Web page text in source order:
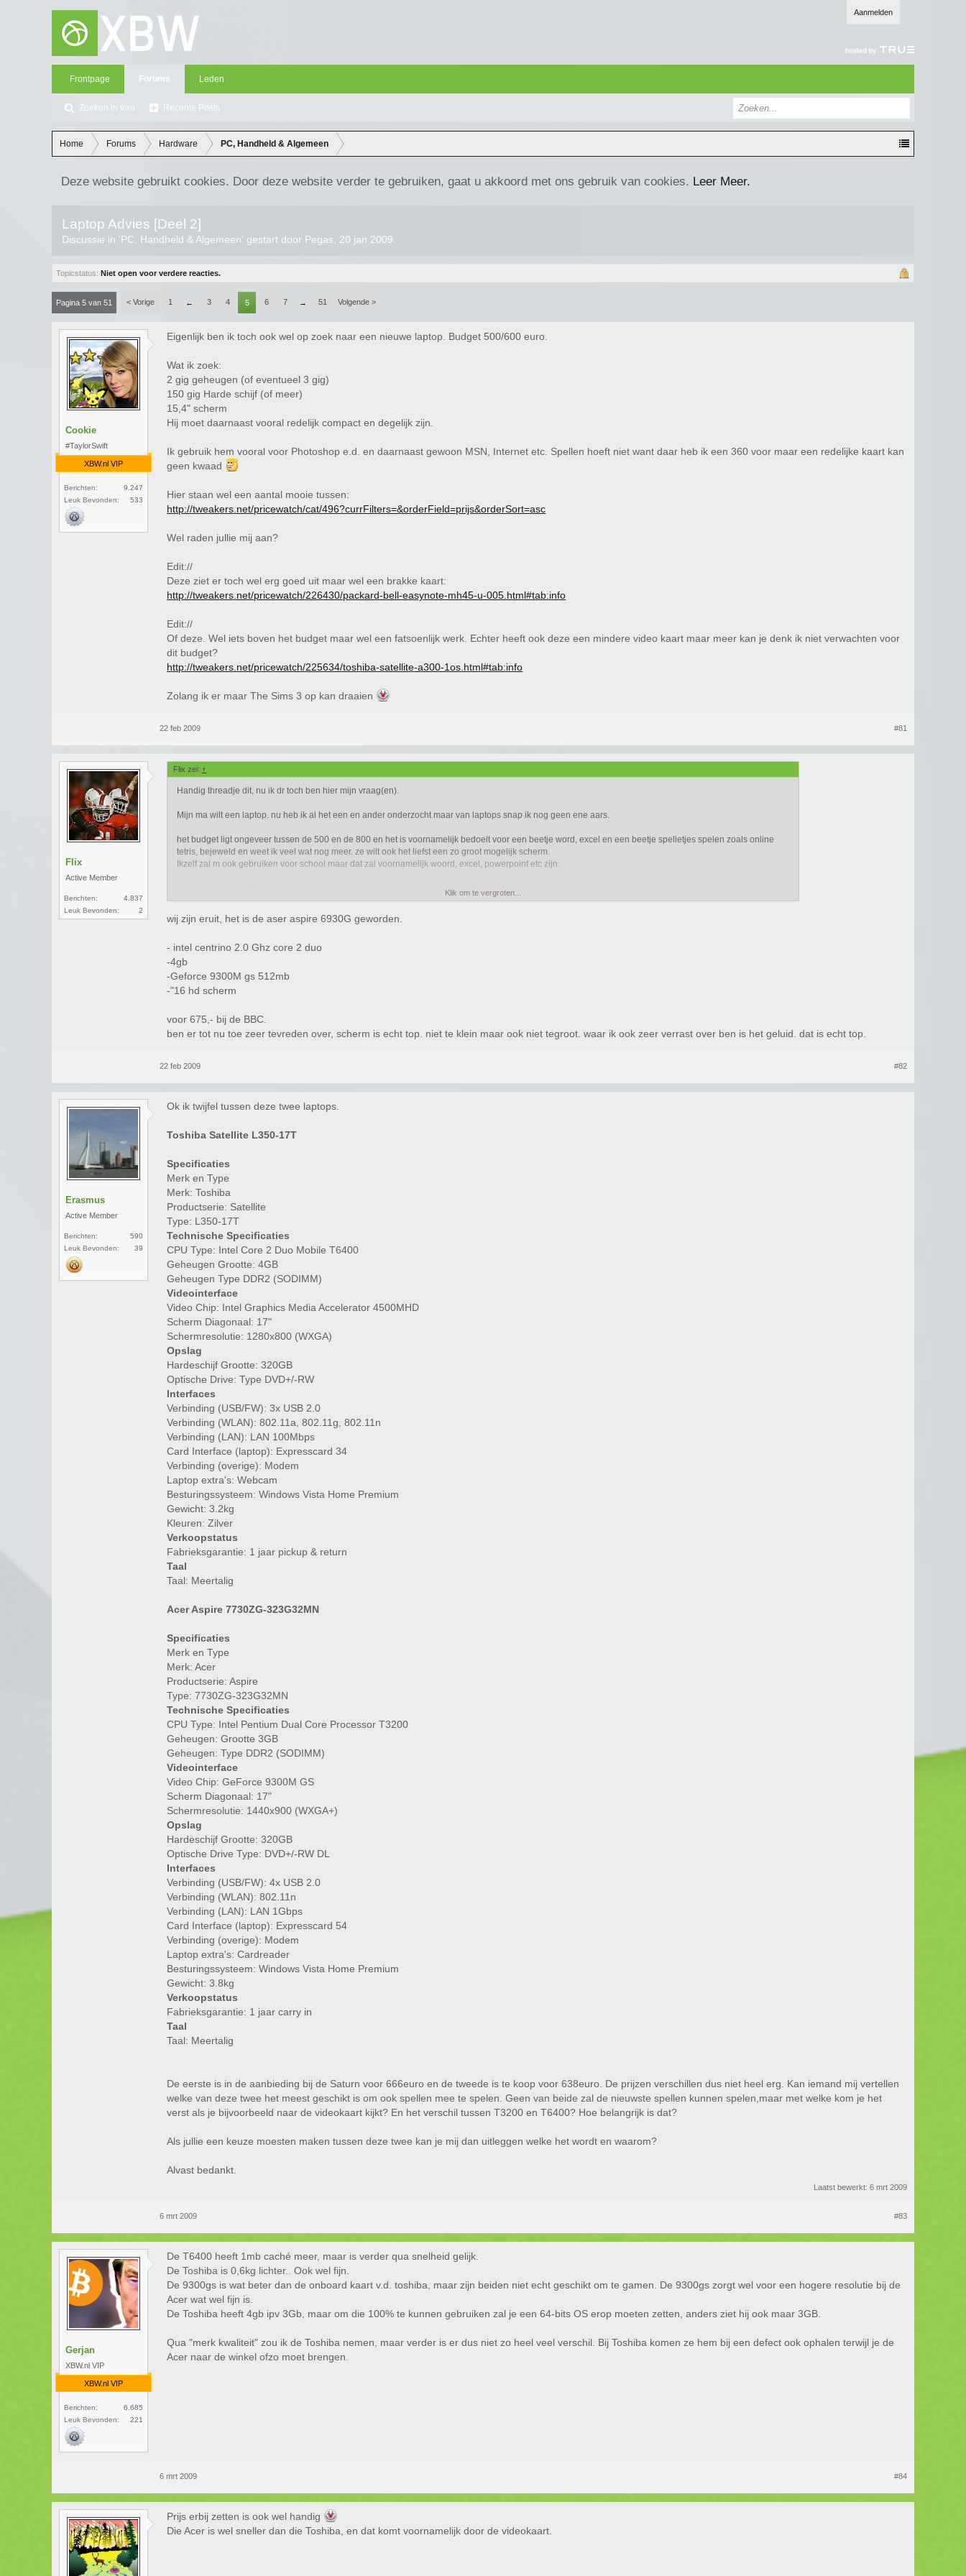
Aanmelden
Frontpage Forums
Zoeken in fora Recente Posts
Leden
Home Forums Hardware PC, Handheld & Algemeen
Deze website gebruikt cookies. Door deze website verder te gebruiken, gaat u akkoord met ons gebruik van cookies. Leer Meer.
Laptop Advies [Deel 2]
Discussie in 'PC, Handheld & Algemeen' gestart door Pegas 20 jan 2009
Topicstatus: Niet open voor verdere reacties.
Pagina 5 van 51 < Vorige 1 ← 3 4 5 6 7 → 51 Volgende >
Cookie
#TaylorSwift
XBW.nl VIP
Berichten:
9.247
Leuk Bevonden:
533
Eigenlijk ben ik toch ook wel op zoek naar een nieuwe laptop. Budget 500/600 euro.
Wat ik zoek:
2 gig geheugen (of eventueel 3 gig)
150 gig Harde schijf (of meer)
15,4" scherm
Hij moet daarnaast vooral redelijk compact en degelijk zijn.
Ik gebruik hem vooral voor Photoshop e.d. en daarnaast gewoon MSN, Internet etc. Spellen hoeft niet want daar heb ik een 360 voor maar een redelijke kaart kan
geen kwaad
Hier staan wel een aantal mooie tussen:
http://tweakers.net/pricewatch/cat/496?currFilters=&orderField=prijs&orderSort=asc
Wel raden jullie mij aan?
Edit://
Deze ziet er toch wel erg goed uit maar wel een brakke kaart:
http://tweakers.net/pricewatch/226430/packard-bell-easynote-mh45-u-005.html#tab:info
Edit://
Of deze. Wel iets boven het budget maar wel een fatsoenlijk werk. Echter heeft ook deze een mindere video kaart maar meer kan je denk ik niet verwachten voor
dit budget?
http://tweakers.net/pricewatch/225634/toshiba-satellite-a300-1os.html#tab:info
Zolang ik er maar The Sims 3 op kan draaien
22 feb 2009 #81
Flix
Active Member
Berichten:
4.837
Leuk Bevonden:
2
Flix zei: ↑
Handig threadje dit, nu ik dr toch ben hier mijn vraag(en).
Mijn ma wilt een laptop. nu heb ik al het een en ander onderzocht maar van laptops snap ik nog geen ene aars.
het budget ligt ongeveer tussen de 500 en de 800 en het is voornamelijk bedoelt voor een beetje word, excel en een beetje spelletjes spelen zoals online
tetris, bejeweld en weet ik veel wat nog meer. ze wilt ook het liefst een zo groot mogelijk scherm.
Ikzelf zal m ook gebruiken voor school maar dat zal voornamelijk woord, excel, powerpoint etc zijn.
waar moet ik op letten, welke merken zijn aan te raden of beter zelfs; welke laptop(s) raden jullie aan?
Klik om te vergroten...
wij zijn eruit, het is de aser aspire 6930G geworden.
- intel centrino 2.0 Ghz core 2 duo
-4gb
-Geforce 9300M gs 512mb
-"16 hd scherm
voor 675,- bij de BBC.
ben er tot nu toe zeer tevreden over, scherm is echt top. niet te klein maar ook niet tegroot. waar ik ook zeer verrast over ben is het geluid. dat is echt top.
22 feb 2009 #82
Erasmus
Active Member
Berichten:
590
Leuk Bevonden:
39
Ok ik twijfel tussen deze twee laptops.
Toshiba Satellite L350-17T
Specificaties
Merk en Type
Merk: Toshiba
Productserie: Satellite
Type: L350-17T
Technische Specificaties
CPU Type: Intel Core 2 Duo Mobile T6400
Geheugen Grootte: 4GB
Geheugen Type DDR2 (SODIMM)
Videointerface
Video Chip: Intel Graphics Media Accelerator 4500MHD
Scherm Diagonaal: 17"
Schermresolutie: 1280x800 (WXGA)
Opslag
Hardeschijf Grootte: 320GB
Optische Drive: Type DVD+/-RW
Interfaces
Verbinding (USB/FW): 3x USB 2.0
Verbinding (WLAN): 802.11a, 802.11g, 802.11n
Verbinding (LAN): LAN 100Mbps
Card Interface (laptop): Expresscard 34
Verbinding (overige): Modem
Laptop extra's: Webcam
Besturingssysteem: Windows Vista Home Premium
Gewicht: 3.2kg
Kleuren: Zilver
Verkoopstatus
Fabrieksgarantie: 1 jaar pickup & return
Taal
Taal: Meertalig
Acer Aspire 7730ZG-323G32MN
Specificaties
Merk en Type
Merk: Acer
Productserie: Aspire
Type: 7730ZG-323G32MN
Technische Specificaties
CPU Type: Intel Pentium Dual Core Processor T3200
Geheugen: Grootte 3GB
Geheugen: Type DDR2 (SODIMM)
Videointerface
Video Chip: GeForce 9300M GS
Scherm Diagonaal: 17"
Schermresolutie: 1440x900 (WXGA+)
Opslag
Hardeschijf Grootte: 320GB
Optische Drive Type: DVD+/-RW DL
Interfaces
Verbinding (USB/FW): 4x USB 2.0
Verbinding (WLAN): 802.11n
Verbinding (LAN): LAN 1Gbps
Card Interface (laptop): Expresscard 54
Verbinding (overige): Modem
Laptop extra's: Cardreader
Besturingssysteem: Windows Vista Home Premium
Gewicht: 3.8kg
Verkoopstatus
Fabrieksgarantie: 1 jaar carry in
Taal
Taal: Meertalig
De eerste is in de aanbieding bij de Saturn voor 666euro en de tweede is te koop voor 638euro. De prijzen verschillen dus niet heel erg. Kan iemand mij vertellen
welke van deze twee het meest geschikt is om ook spellen mee te spelen. Geen van beide zal de nieuwste spellen kunnen spelen,maar met welke kom je het
verst als je bijvoorbeeld naar de videokaart kijkt? En het verschil tussen T3200 en T6400? Hoe belangrijk is dat?
Als jullie een keuze moesten maken tussen deze twee kan je mij dan uitleggen welke het wordt en waarom?
Alvast bedankt.
Laatst bewerkt: 6 mrt 2009
6 mrt 2009 #83
Gerjan
XBW.nl VIP
XBW.nl VIP
Berichten:
6.685
Leuk Bevonden:
221
De T6400 heeft 1mb caché meer, maar is verder qua snelheid gelijk.
De Toshiba is 0,6kg lichter.. Ook wel fijn.
De 9300gs is wat beter dan de onboard kaart v.d. toshiba, maar zijn beiden niet echt geschikt om te gamen. De 9300gs zorgt wel voor een hogere resolutie bij de
Acer wat wel fijn is.
De Toshiba heeft 4gb ipv 3Gb, maar om die 100% te kunnen gebruiken zal je een 64-bits OS erop moeten zetten, anders ziet hij ook maar 3GB.
Qua "merk kwaliteit" zou ik de Toshiba nemen, maar verder is er dus niet zo heel veel verschil. Bij Toshiba komen ze hem bij een defect ook ophalen terwijl je de
Acer naar de winkel ofzo moet brengen.
6 mrt 2009 #84
Prijs erbij zetten is ook wel handig
Die Acer is wel sneller dan die Toshiba, en dat komt voornamelijk door de videokaart.